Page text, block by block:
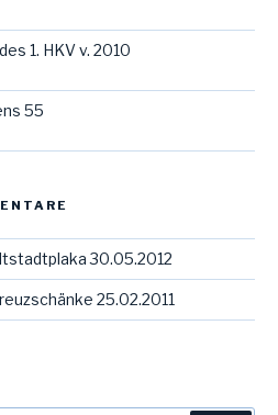
1. HKV v. 2010
55
30.05.2012
25.02.2011